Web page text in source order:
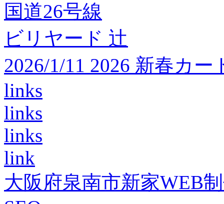
国道26号線
ビリヤード 辻
2026/1/11 2026 新春カ
links
links
links
link
大阪府泉南市新家WEB